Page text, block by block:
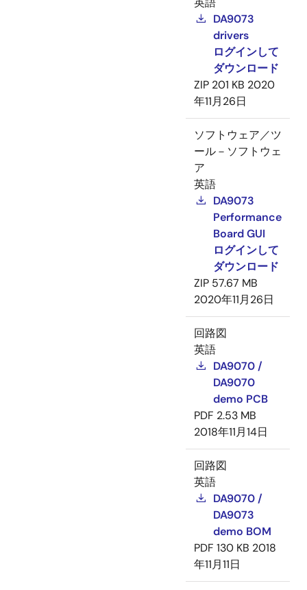
DA9073
drivers
ログインして
ダウンロード
ZIP 201 KB 2020
年11月26日
ソフトウェア／ツ
ール－ソフトウェ
ア
英語
DA9073
Performance
Board GUI
ログインして
ダウンロード
ZIP 57.67 MB
2020年11月26日
回路図
英語
DA9070 /
DA9070
demo PCB
PDF 2.53 MB
2018年11月14日
回路図
英語
DA9070 /
DA9073
demo BOM
PDF 130 KB 2018
年11月11日